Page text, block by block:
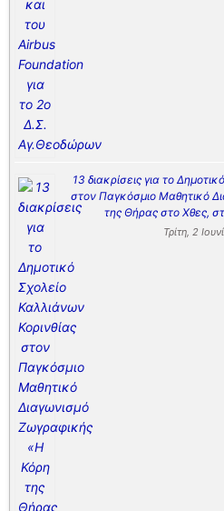
13 διακρίσεις για το
στον Παγκόσμιο Μαθητικό
της Θήρας στο Χθες,
Τρίτη, 2